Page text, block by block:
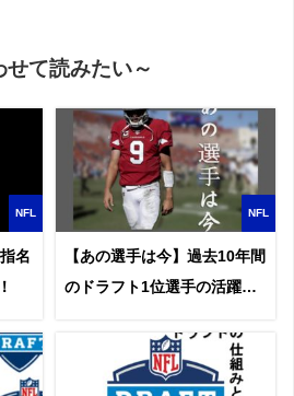
せて読みたい～
NFL
名
NFL
【あの選手は今】過去10年間
のドラフト1位選手の活躍を